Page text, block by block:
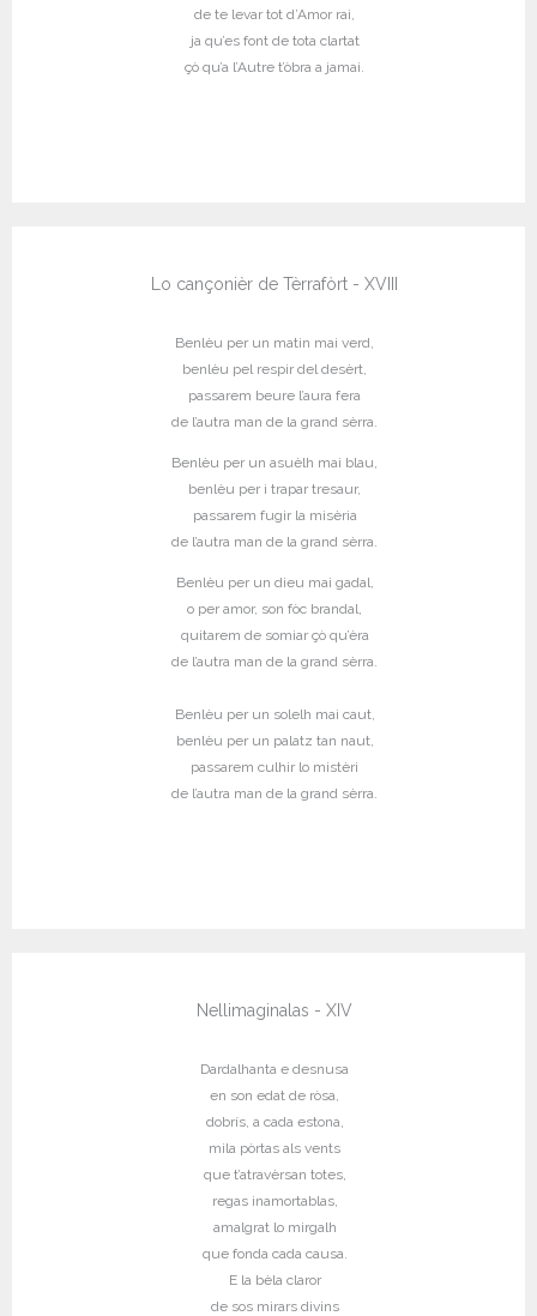
de te levar tot d’Amor rai,
ja qu’es font de tota clartat
çò qu’a l’Autre t’òbra a jamai.
Lo cançonièr de Tèrrafòrt - XVIII
Benlèu per un matin mai verd,
benlèu pel respir del desèrt,
passarem beure l’aura fera
de l’autra man de la grand sèrra.
Benlèu per un asuèlh mai blau,
benlèu per i trapar tresaur,
passarem fugir la misèria
de l’autra man de la grand sèrra.
Benlèu per un dieu mai gadal,
o per amor, son fòc brandal,
quitarem de somiar çò qu’èra
de l’autra man de la grand sèrra.
Benlèu per un solelh mai caut,
benlèu per un palatz tan naut,
passarem culhir lo mistèri
de l’autra man de la grand sèrra.
Nellimaginalas - XIV
Dardalhanta e desnusa
en son edat de ròsa,
dobrís, a cada estona,
mila pòrtas als vents
que t’atravèrsan totes,
regas inamortablas,
amalgrat lo mirgalh
que fonda cada causa.
E la bèla claror
de sos mirars divins